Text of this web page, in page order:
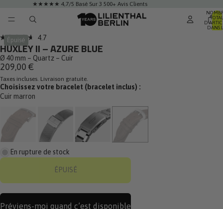
★★★★★ 4,7/5 Basé Sur 3 500+ Avis Clients
TOTAL
DANS
Épuisé
Noté
4.7
sur
5
étoiles
4.7Cliquez
pour
faire
jusqu'aux
avis
HUXLEY II – AZURE BLUE
Ø 40 mm – Quartz – Cuir
209,00 €
Taxes incluses. Livraison gratuite.
Choisissez votre bracelet (bracelet inclus) :
Cuir marron
En rupture de stock
ÉPUISÉ
Préviens-moi quand c’est disponible